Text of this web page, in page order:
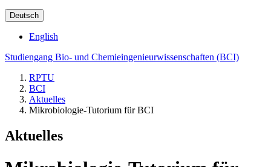
Deutsch
English
Studiengang Bio- und Chemieingenieurwissenschaften (BCI)
RPTU
BCI
Aktuelles
Mikrobiologie-Tutorium für BCI
Aktuelles